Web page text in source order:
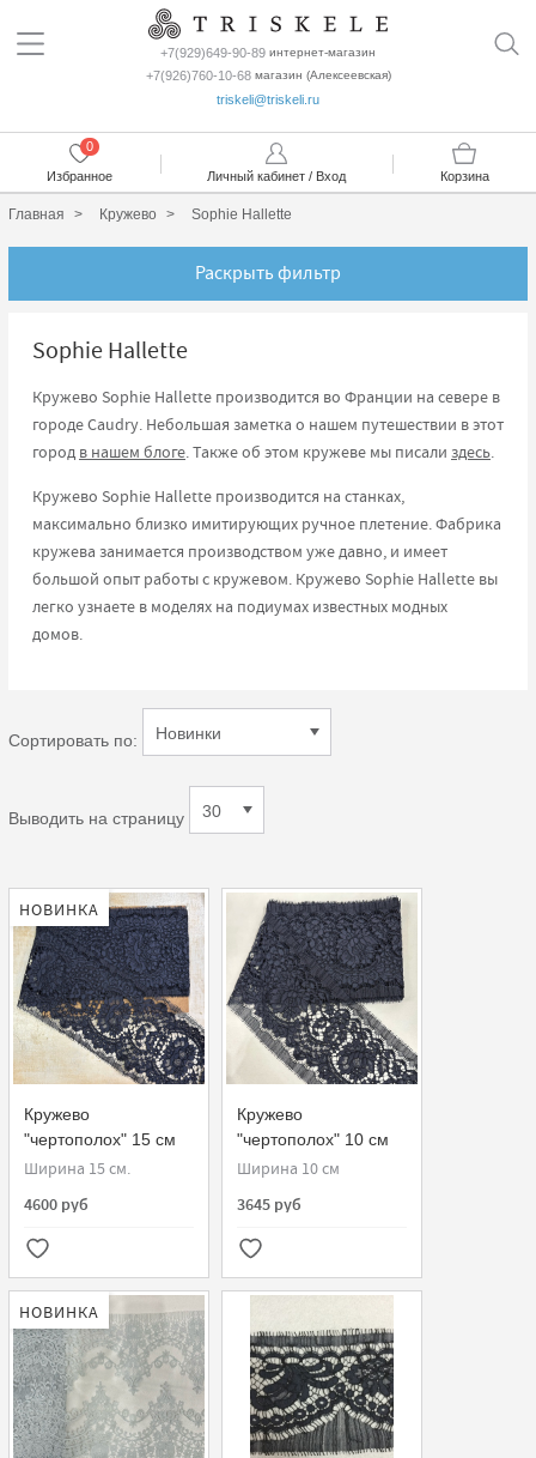
+7(929)649-90-89 интернет-магазин
+7(926)760-10-68магазин (Алексеевская)
triskeli@triskeli.ru
Избранное
0
Личный кабинет / Вход Корзина
Главная Кружево Sophie Hallette
Раскрыть фильтр
Sophie Hallette
Кружево Sophie Hallette производится во Франции на севере в
городе Caudry. Небольшая заметка о нашем путешествии в этот
город в нашем блоге. Также об этом кружеве мы писали здесь.
Кружево Sophie Hallette производится на станках,
максимально близко имитирующих ручное плетение. Фабрика
кружева занимается производством уже давно, и имеет
большой опыт работы с кружевом. Кружево Sophie Hallette вы
легко узнаете в моделях на подиумах известных модных
домов.
Сортировать по:
Выводить на страницу
НОВИНКА
Кружево
"чертополох" 15 см
Chantilly Cotton
Ширина 15 см.
4600 руб
Кружево
"чертополох" 10 см
Chantilly Cotton
Ширина 10 см
3645 руб
НОВИНКА